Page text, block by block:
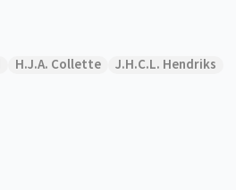
H.J.A. Collette
J.H.C.L. Hendriks